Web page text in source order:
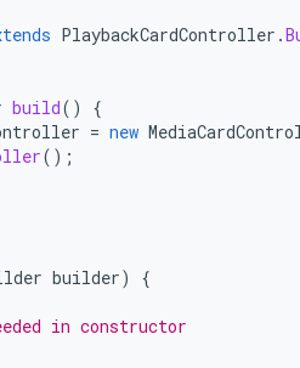
PlaybackCardController .
build()
{
= new
();
builder)
{
in constructor